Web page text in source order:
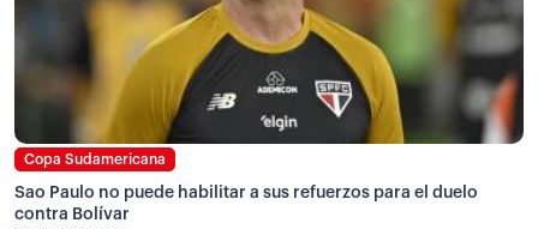
Copa Sudamericana
Sao Paulo no puede habilitar a sus refuerzos para el duelo
contra Bolívar